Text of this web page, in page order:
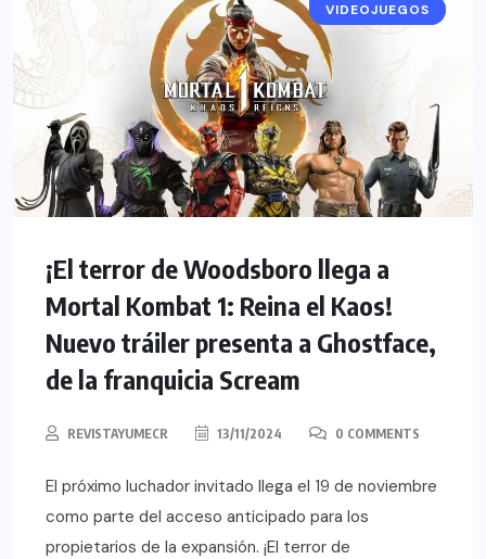
NOTICIAS
VIDEOJUEGOS
¡El terror de Woodsboro llega a
Mortal Kombat 1: Reina el Kaos!
Nuevo tráiler presenta a Ghostface,
de la franquicia Scream
REVISTAYUMECR 13/11/2024 0 COMMENTS
El próximo luchador invitado llega el 19 de noviembre
como parte del acceso anticipado para los
propietarios de la expansión. ¡El terror de